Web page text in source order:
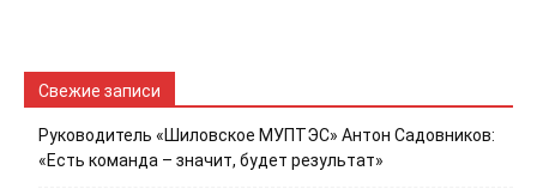
Свежие записи
Руководитель «Шиловское МУПТЭС» Антон Садовников:
«Есть команда – значит, будет результат»